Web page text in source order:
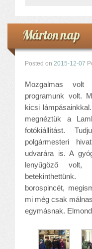
Márton nap
Posted on 2015-12-07
Mozgalmas
programunk volt.
kicsi
megnéztük a
fotókiállítást.
polgármesteri
udvarára is. A
lenyűgöző
borospincét,
mi még csak
egymásnak.